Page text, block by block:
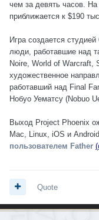
чем за девять часов.
приближается к $190
Игра создается
люди, работавшие над
Noire, World of Warcraft,
художественное
работавший над Final
Нобуо Уематсу (Nobuo
Выход Project Phoenix
Mac, Linux, iOS и
пользователем Father
Quote